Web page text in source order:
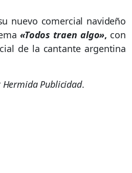
nuevo comercial navideño
«Todos traen algo», con
de la cantante argentina
Hermida Publicidad.